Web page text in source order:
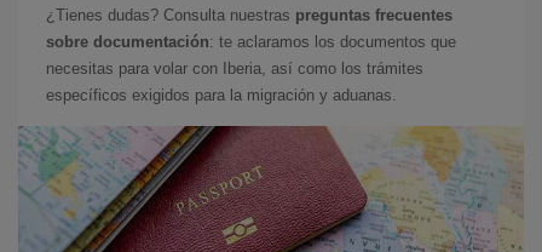
¿Tienes dudas? Consulta nuestras preguntas frecuentes
sobre documentación: te aclaramos los documentos que
necesitas para volar con Iberia, así como los trámites
específicos exigidos para la migración y aduanas.